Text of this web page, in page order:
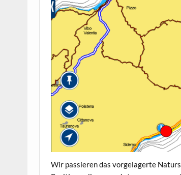
Wir passieren das vorgelagerte